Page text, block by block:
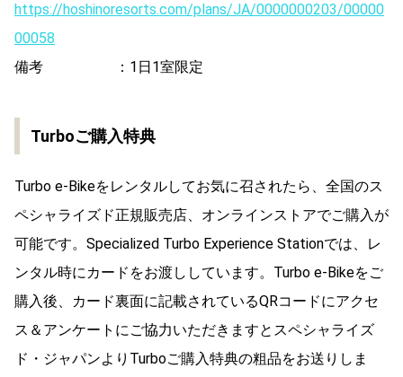
https://hoshinoresorts.com/plans/JA/0000000203/00000
00058
備考 ：1日1室限定
Turboご購入特典
Turbo e-Bikeをレンタルしてお気に召されたら、全国のス
ペシャライズド正規販売店、オンラインストアでご購入が
可能です。Specialized Turbo Experience Stationでは、レ
ンタル時にカードをお渡ししています。Turbo e-Bikeをご
購入後、カード裏面に記載されているQRコードにアクセ
ス＆アンケートにご協力いただきますとスペシャライズ
ド・ジャパンよりTurboご購入特典の粗品をお送りしま